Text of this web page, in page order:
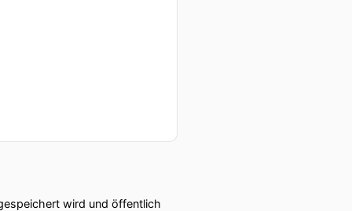
wird und öffentlich